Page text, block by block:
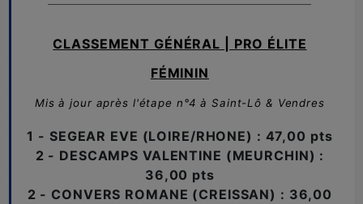
CLASSEMENT GÉNÉRAL | PRO ÉLITE
FÉMININ
Mis à jour après l'étape n°4 à Saint-Lô & Vendres
1 - SEGEAR EVE (LOIRE/RHONE) : 47,00 pts
2 - DESCAMPS VALENTINE (MEURCHIN) :
36,00 pts
2 - CONVERS ROMANE (CREISSAN) : 36,00